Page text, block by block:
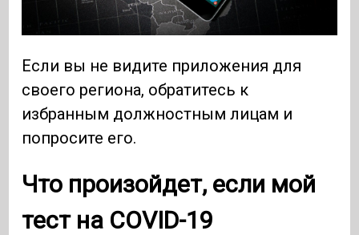
Если вы не видите приложения для
своего региона, обратитесь к
избранным должностным лицам и
попросите его.
Что произойдет, если мой
тест на COVID-19